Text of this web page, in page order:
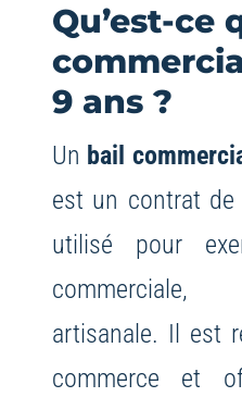
Qu’est-ce
9 ans ?
Un bail
est un contrat
utilisé pour
artisanale. Il est
commerce et